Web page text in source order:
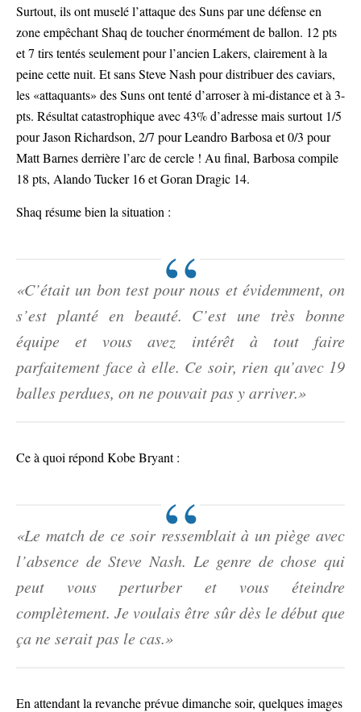
Surtout, ils ont muselé l’attaque des Suns par une défense en
zone empêchant Shaq de toucher énormément de ballon. 12 pts
et 7 tirs tentés seulement pour l’ancien Lakers, clairement à la
peine cette nuit. Et sans Steve Nash pour distribuer des caviars,
les «attaquants» des Suns ont tenté d’arroser à mi-distance et à 3-
pts. Résultat catastrophique avec 43% d’adresse mais surtout 1/5
pour Jason Richardson, 2/7 pour Leandro Barbosa et 0/3 pour
Matt Barnes derrière l’arc de cercle ! Au final, Barbosa compile
18 pts, Alando Tucker 16 et Goran Dragic 14.
Shaq résume bien la situation :
«C’était un bon test pour nous et évidemment, on
s’est planté en beauté. C’est une très bonne
équipe et vous avez intérêt à tout faire
parfaitement face à elle. Ce soir, rien qu’avec 19
balles perdues, on ne pouvait pas y arriver.»
Ce à quoi répond Kobe Bryant :
«Le match de ce soir ressemblait à un piège avec
l’absence de Steve Nash. Le genre de chose qui
peut vous perturber et vous éteindre
complètement. Je voulais être sûr dès le début que
ça ne serait pas le cas.»
En attendant la revanche prévue dimanche soir, quelques images